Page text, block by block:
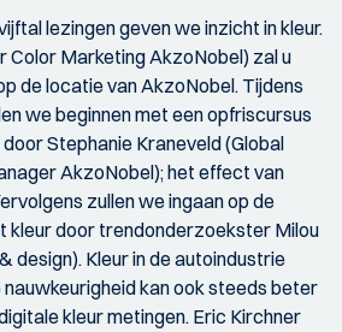
lezingen geven we inzicht in kleur.
Marketing AkzoNobel) zal u
de locatie van AkzoNobel. Tijdens
we beginnen met een opfriscursus
Stephanie Kraneveld (Global
AkzoNobel); het effect van
zullen we ingaan op de
kleur door trendonderzoekster Milou
design). Kleur in de autoindustrie
kan ook steeds beter
kleur metingen. Eric Kirchner